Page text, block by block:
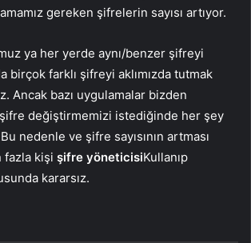
gereken şifrelerin sayısı artıyor.
ya her yerde aynı/benzer şifreyi
birçok farklı şifreyi aklımızda tutmak
Ancak bazı uygulamalar bizden
değiştirmemizi istediğinde her şey
nedenle ve şifre sayısının artması
fazla kişi şifre yöneticisiKullanıp
kararsız.